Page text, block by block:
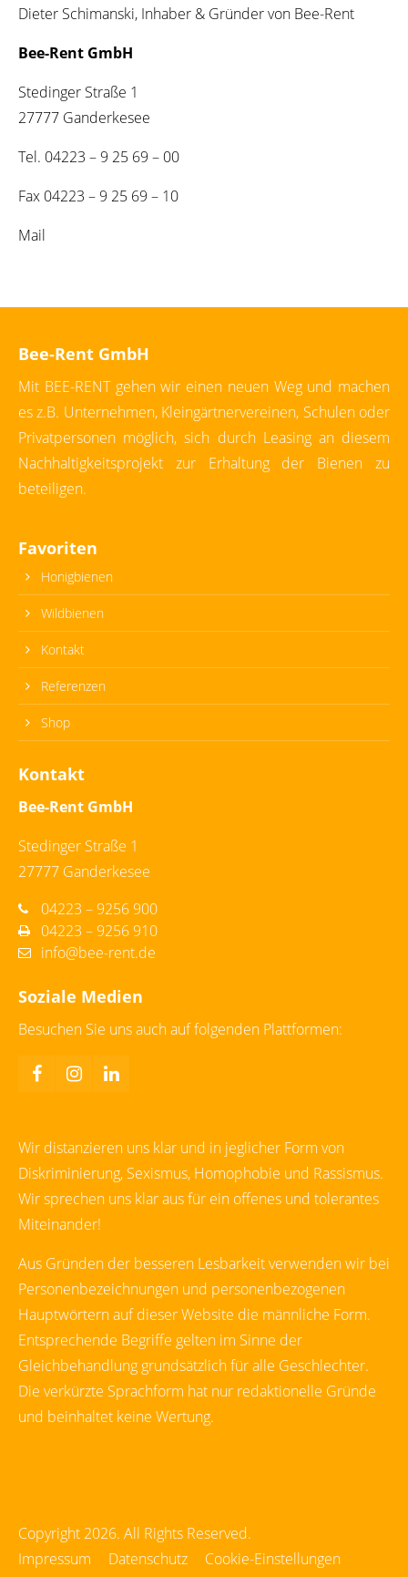
Dieter Schimanski, Inhaber & Gründer von Bee-Rent
Bee-Rent GmbH
Stedinger Straße 1
27777 Ganderkesee
Tel. 04223 – 9 25 69 – 00
Fax 04223 – 9 25 69 – 10
Mail
Bee-Rent GmbH
Mit BEE-RENT gehen wir einen neuen Weg und machen
es z.B. Unternehmen, Kleingärtnervereinen, Schulen oder
Privatpersonen möglich, sich durch Leasing an diesem
Nachhaltigkeitsprojekt zur Erhaltung der Bienen zu
beteiligen.
Favoriten
Honigbienen
Wildbienen
Kontakt
Referenzen
Shop
Kontakt
Bee-Rent GmbH
Stedinger Straße 1
27777 Ganderkesee
04223 – 9256 900
04223 – 9256 910
info@bee-rent.de
Soziale Medien
Besuchen Sie uns auch auf folgenden Plattformen:
Wir distanzieren uns klar und in jeglicher Form von
Diskriminierung, Sexismus, Homophobie und Rassismus.
Wir sprechen uns klar aus für ein offenes und tolerantes
Miteinander!
Aus Gründen der besseren Lesbarkeit verwenden wir bei
Personenbezeichnungen und personenbezogenen
Hauptwörtern auf dieser Website die männliche Form.
Entsprechende Begriffe gelten im Sinne der
Gleichbehandlung grundsätzlich für alle Geschlechter.
Die verkürzte Sprachform hat nur redaktionelle Gründe
und beinhaltet keine Wertung.
Copyright 2026. All Rights Reserved.
Impressum
Datenschutz Cookie-Einstellungen